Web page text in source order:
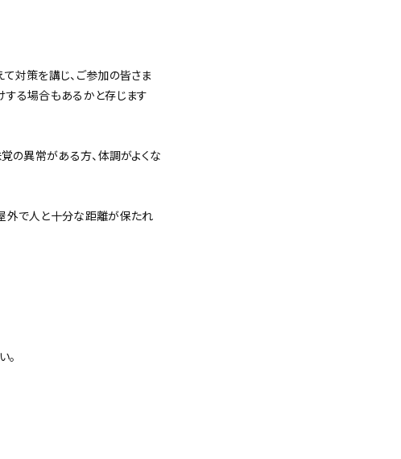
対策を講じ、ご参加の皆さま
する場合もあるかと存じます
の異常がある方、体調がよくな
外で人と十分な距離が保たれ
。